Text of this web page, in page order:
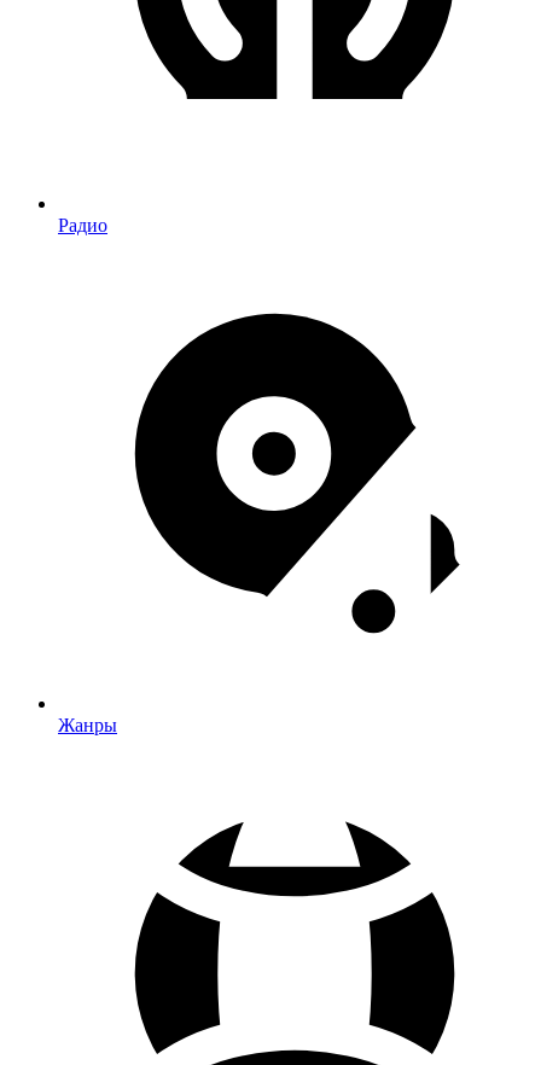
Радио
Жанры